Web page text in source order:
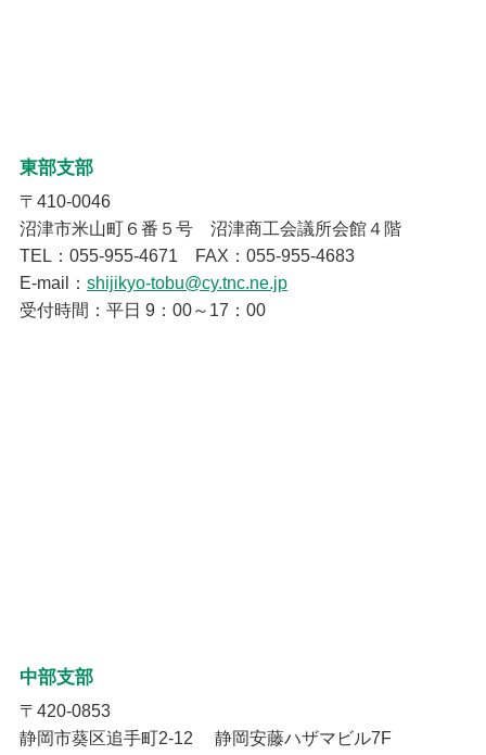
東部支部
〒410-0046
沼津市米山町６番５号 沼津商工会議所会館４階
TEL：055-955-4671 FAX：055-955-4683
E-mail： shijikyo-tobu@cy.tnc.ne.jp
受付時間：平日 9：00～17：00
中部支部
〒420-0853
静岡市葵区追手町2-12 静岡安藤ハザマビル7F